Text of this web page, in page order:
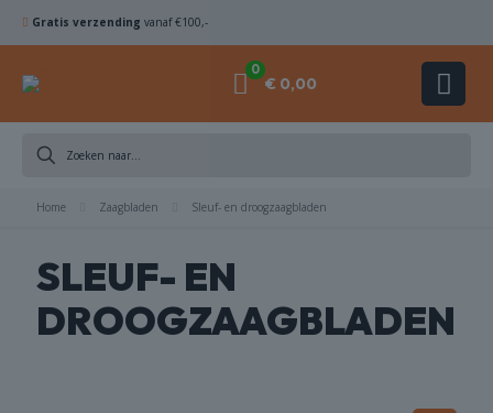
Gratis verzending vanaf €100,-
0
€ 0,00
Home Zaagbladen Sleuf- en droogzaagbladen
SLEUF- EN
DROOGZAAGBLADEN
HAMERBOREN
& BEITELS